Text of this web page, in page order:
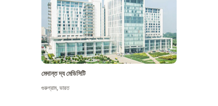
মেদান্ত দ্য মেডিসিটি
গুরুগ্রাম,ভারত